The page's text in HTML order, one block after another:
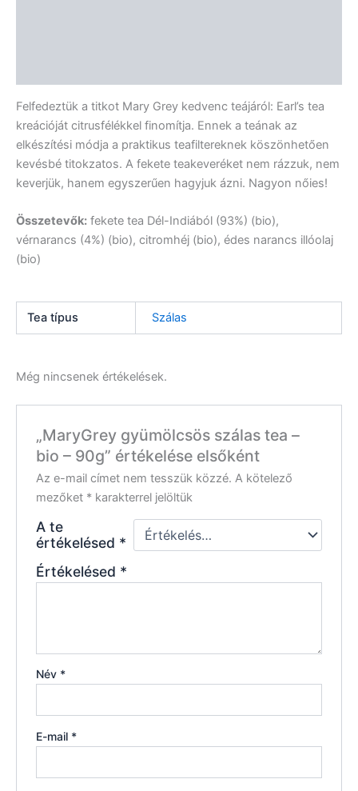
Felfedeztük a titkot Mary Grey kedvenc teájáról: Earl’s tea
kreációját citrusfélékkel finomítja. Ennek a teának az
elkészítési módja a praktikus teafiltereknek köszönhetően
kevésbé titokzatos. A fekete teakeveréket nem rázzuk, nem
keverjük, hanem egyszerűen hagyjuk ázni. Nagyon nőies!
Összetevők: fekete tea Dél-Indiából (93%) (bio),
vérnarancs (4%) (bio), citromhéj (bio), édes narancs illóolaj
(bio)
Tea típus Szálas
Még nincsenek értékelések.
„MaryGrey gyümölcsös szálas tea –
bio – 90g” értékelése elsőként
Az e-mail címet nem tesszük közzé. A kötelező
mezőket * karakterrel jelöltük
A te
értékelésed *
Értékelésed *
Név *
E-mail *